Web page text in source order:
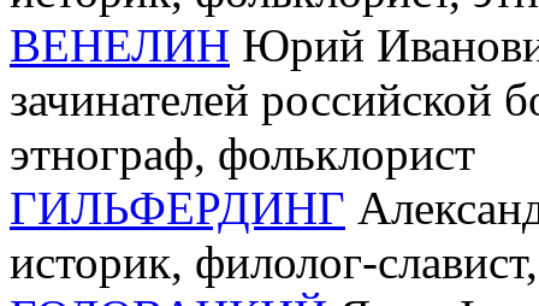
ВЕНЕЛИН Юрий
зачинателей российской
этнограф, фольклорист
ГИЛЬФЕРДИНГ
историк, филолог-